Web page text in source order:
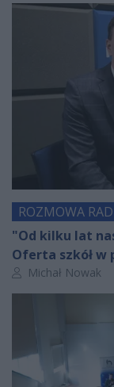
ROZMOWA
"Od kilku lat
Oferta szkół w
Autor artykułu:
Michał Nowak